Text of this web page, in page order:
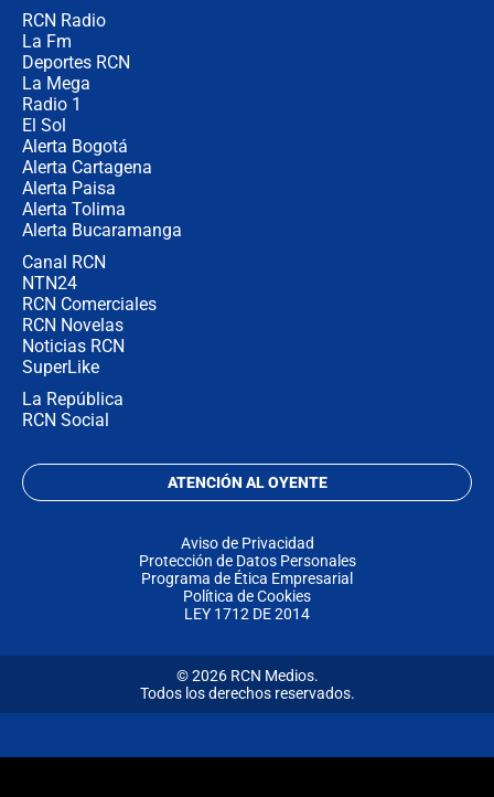
RCN Radio
La Fm
Deportes RCN
La Mega
Radio 1
El Sol
Alerta Bogotá
Alerta Cartagena
Alerta Paisa
Alerta Tolima
Alerta Bucaramanga
Canal RCN
NTN24
RCN Comerciales
RCN Novelas
Noticias RCN
SuperLike
La República
RCN Social
ATENCIÓN AL OYENTE
Aviso de Privacidad
Protección de Datos Personales
Programa de Ética Empresarial
Política de Cookies
LEY 1712 DE 2014
© 2026 RCN Medios.
Todos los derechos reservados.